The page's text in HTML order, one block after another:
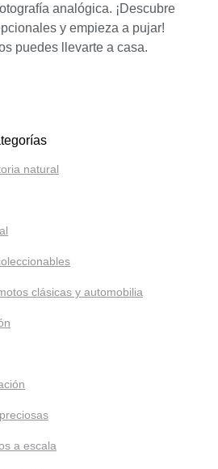
analógica. ¡Descubre
y empieza a pujar!
puedes llevarte a casa.
natural
clásicas y automobilia
a escala